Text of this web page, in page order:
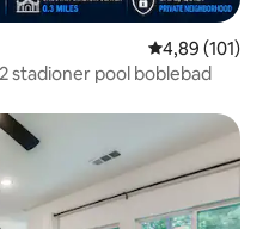
4,89 ud af 5 i
4,89 (101)
stadioner pool boblebad